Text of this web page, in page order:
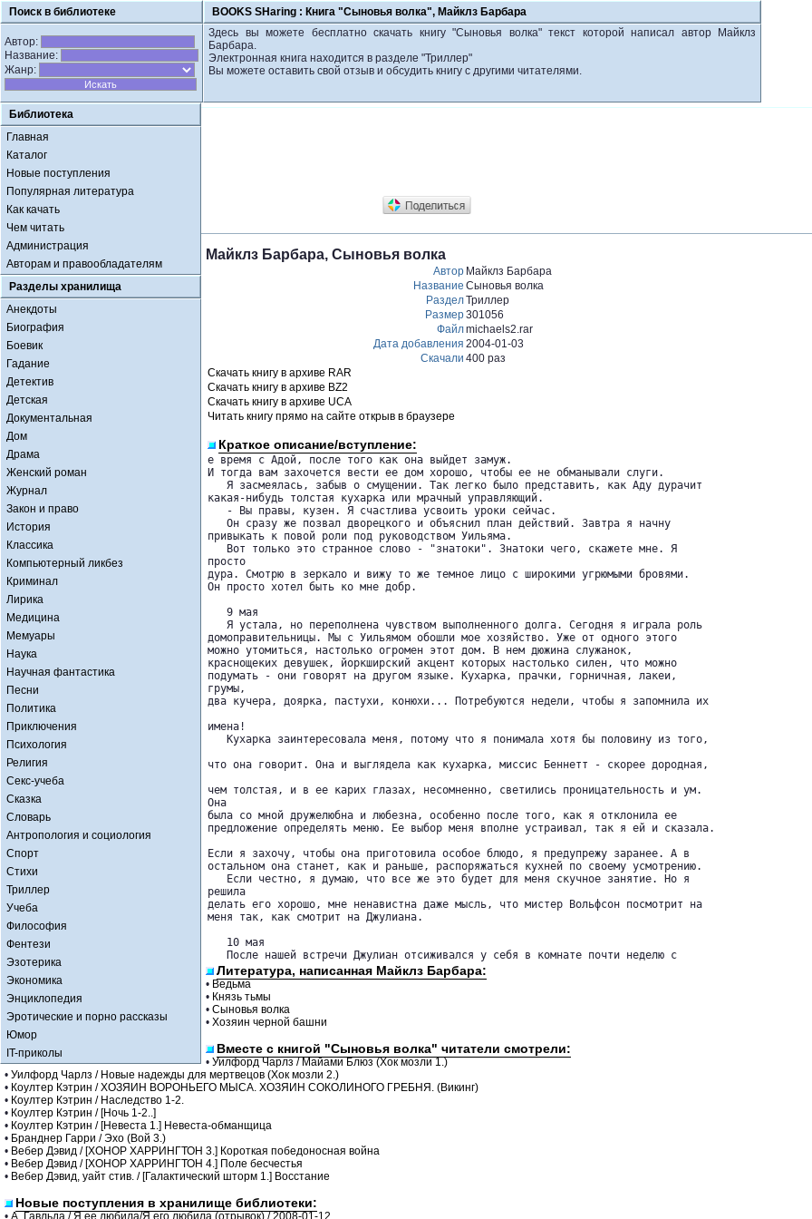
Поиск в библиотеке BOOKS SHaring : Книга "Сыновья волка", Майклз Барбара
Автор:
Название:
Жанр:
Здесь вы можете бесплатно скачать книгу "Сыновья волка" текст которой написал автор Майклз
Барбара.
Электронная книга находится в разделе "Триллер"
Вы можете оставить свой отзыв и обсудить книгу с другими читателями.
Библиотека
Главная
Каталог
Новые поступления
Популярная литература
Как качать
Чем читать
Администрация
Авторам и правообладателям
Разделы хранилища
Анекдоты
Биография
Боевик
Гадание
Детектив
Детская
Документальная
Дом
Драма
Женский роман
Журнал
Закон и право
История
Классика
Компьютерный ликбез
Криминал
Лирика
Медицина
Мемуары
Наука
Научная фантастика
Песни
Политика
Приключения
Психология
Религия
Секс-учеба
Сказка
Словарь
Антропология и социология
Спорт
Стихи
Триллер
Учеба
Философия
Фентези
Эзотерика
Экономика
Энциклопедия
Эротические и порно рассказы
Юмор
IT-приколы
Майклз Барбара, Сыновья волка
Автор Майклз Барбара
Название Сыновья волка
РазделТриллер
Размер301056
Файлmichaels2.rar
Дата добавления 2004-01-03
Скачали 400 раз
Скачать книгу в архиве RAR
Скачать книгу в архиве BZ2
Скачать книгу в архиве UCA
Читать книгу прямо на сайте открыв в браузере
Краткое описание/вступление:
е время с Адой, после того как она выйдет замуж.
И тогда вам захочется вести ее дом хорошо, чтобы ее не обманывали слуги.
   Я засмеялась, забыв о смущении. Так легко было представить, как Аду дурачит
какая-нибудь толстая кухарка или мрачный управляющий.
   - Вы правы, кузен. Я счастлива усвоить уроки сейчас.
   Он сразу же позвал дворецкого и объяснил план действий. Завтра я начну
привыкать к повой роли под руководством Уильяма.
   Вот только это странное слово - "знатоки". Знатоки чего, скажете мне. Я
просто
дура. Смотрю в зеркало и вижу то же темное лицо с широкими угрюмыми бровями.
Он просто хотел быть ко мне добр.
   9 мая
   Я устала, но переполнена чувством выполненного долга. Сегодня я играла роль
домоправительницы. Мы с Уильямом обошли мое хозяйство. Уже от одного этого
можно утомиться, настолько огромен этот дом. В нем дюжина служанок,
краснощеких девушек, йоркширский акцент которых настолько силен, что можно
подумать - они говорят на другом языке. Кухарка, прачки, горничная, лакеи,
грумы,
два кучера, доярка, пастухи, конюхи... Потребуются недели, чтобы я запомнила их
имена!
   Кухарка заинтересовала меня, потому что я понимала хотя бы половину из того,
что она говорит. Она и выглядела как кухарка, миссис Беннетт - скорее дородная,
чем толстая, и в ее карих глазах, несомненно, светились проницательность и ум.
Она
была со мной дружелюбна и любезна, особенно после того, как я отклонила ее
предложение определять меню. Ее выбор меня вполне устраивал, так я ей и сказала.
Если я захочу, чтобы она приготовила особое блюдо, я предупрежу заранее. А в
остальном она станет, как и раньше, распоряжаться кухней по своему усмотрению.
   Если честно, я думаю, что все же это будет для меня скучное занятие. Но я
решила
делать его хорошо, мне ненавистна даже мысль, что мистер Вольфсон посмотрит на
меня так, как смотрит на Джулиана.
   10 мая
Литература, написанная Майклз Барбара:
• Ведьма
• Князь тьмы
• Сыновья волка
• Хозяин черной башни
Вместе с книгой "Сыновья волка" читатели смотрели:
• Уилфорд Чарлз / Майами Блюз (Хок мозли 1.)
• Уилфорд Чарлз / Новые надежды для мертвецов (Хок мозли 2.)
• Коултер Кэтрин / ХОЗЯИН ВОРОНЬЕГО МЫСА. ХОЗЯИН СОКОЛИНОГО ГРЕБНЯ. (Викинг)
• Коултер Кэтрин / Наследство 1-2.
• Коултер Кэтрин / [Ночь 1-2..]
• Коултер Кэтрин / [Невеста 1.] Невеста-обманщица
• Бранднер Гарри / Эхо (Вой 3.)
• Вебер Дэвид / [ХОНОР ХАРРИНГТОН 3.] Короткая победоносная война
• Вебер Дэвид / [ХОНОР ХАРРИНГТОН 4.] Поле бесчестья
• Вебер Дэвид, уайт стив. / [Галактический шторм 1.] Восстание
Новые поступления в хранилище библиотеки:
• А. Гавльда / Я ее любила/Я его любила (отрывок) / 2008-01-12